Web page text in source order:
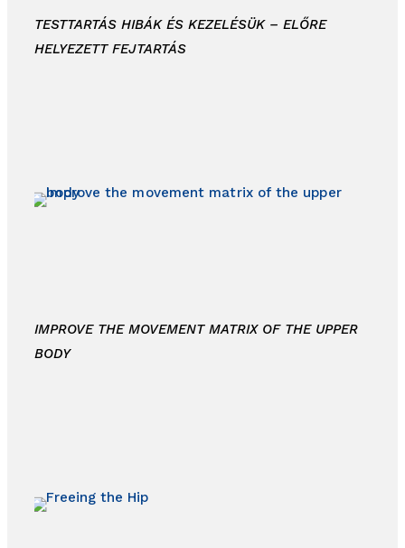
TESTTARTÁS HIBÁK ÉS KEZELÉSÜK – ELŐRE
HELYEZETT FEJTARTÁS
IMPROVE THE MOVEMENT MATRIX OF THE UPPER
BODY